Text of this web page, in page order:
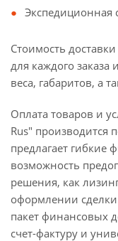
Экспедиционная
Стоимость
для каждого заказа
веса, габаритов, а
Оплата товаров и
Rus" производится
предлагает гибкие
возможность
решения, как
оформлении сделки
пакет финансовых
счет-фактуру и